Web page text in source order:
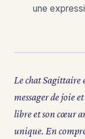
une
Le chat Sagittaire
messager de joie
libre et son cœur
unique. En